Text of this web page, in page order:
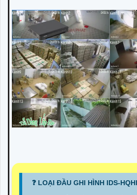
❓ LOẠI ĐẦU GHI HÌNH IDS-